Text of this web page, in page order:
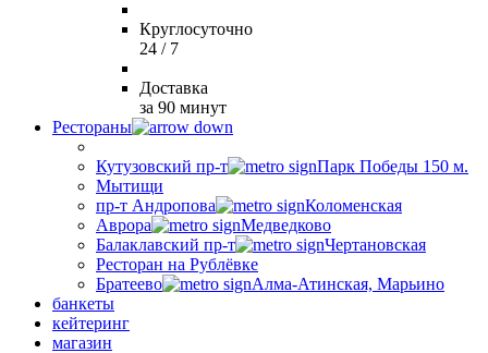
Круглосуточно
24 / 7
Доставка
за 90 минут
Рестораны
Кутузовский пр-т
Парк Победы 150 м.
Мытищи
пр-т Андропова
Коломенская
Аврора
Медведково
Балаклавский пр-т
Чертановская
Ресторан на Рублёвке
Братеево
Алма-Атинская, Марьино
банкеты
кейтеринг
магазин